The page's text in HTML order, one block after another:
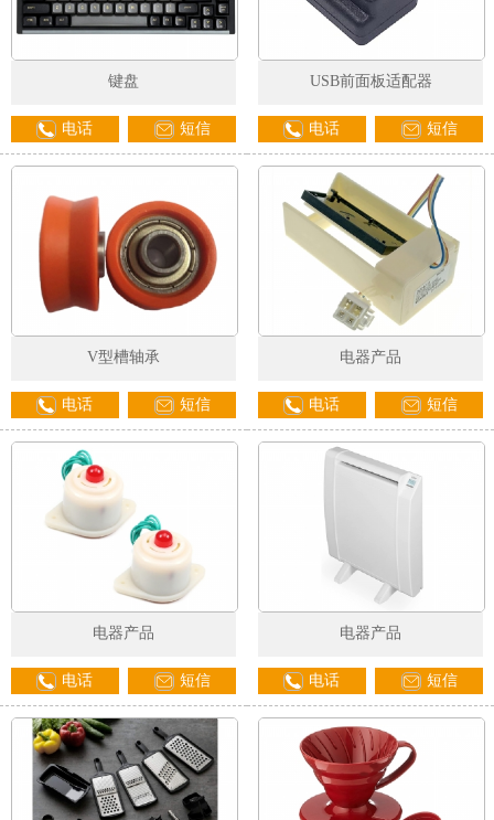
键盘
电话 短信
USB前面板适配器
电话 短信
V型槽轴承
电话 短信
电器产品
电话 短信
电器产品
电话 短信
电器产品
电话 短信